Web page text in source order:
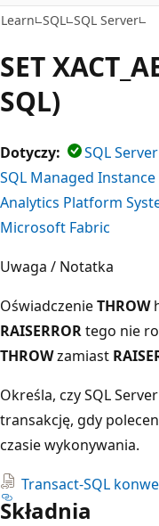
Learn SQL SQL Server
SET
SQL)
Dotyczy: SQL Server
SQL Managed Instance
Analytics Platform
Microsoft Fabric
Uwaga / Notatka
OświadczenieTHROW
RAISERRORtego nie
THROWzamiast
Określa, czy SQL
transakcję, gdy
czasie wykonywania.
Transact-SQL
Składnia